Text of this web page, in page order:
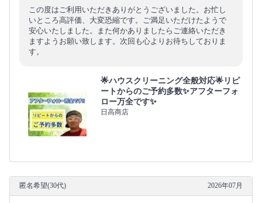
この度はご利用いただきありがとうございました。お忙し
いところ高評価、大変恐縮です。ご満足いただけたようで
安心いたしました。また何かありましたらご連絡いただき
ますようお願い致します。次回も心よりお待ちしておりま
す。
🌟ハウスクリーニング全般対応🌟リピ
ートからのご予約多数✨アフターフォ
ロー万全です✨
日高商店
匿名希望(30代) 2026年07月